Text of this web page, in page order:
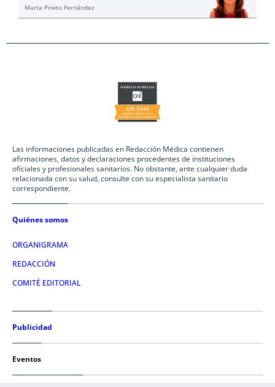
Marta Prieto Fernández
Las informaciones publicadas en Redacción Médica contienen
afirmaciones, datos y declaraciones procedentes de instituciones
oficiales y profesionales sanitarios. No obstante, ante cualquier duda
relacionada con su salud, consulte con su especialista sanitario
correspondiente.
Quiénes somos
ORGANIGRAMA
REDACCIÓN
COMITÉ EDITORIAL
Publicidad
Eventos